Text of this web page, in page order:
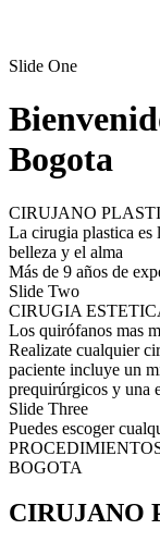
Slide One
Bogota
CIRUJANO
La cirugia plastica es
belleza y el alma
Más de 9 años de
Slide Two
CIRUGIA
Los quirófanos mas
Realizate cualquier
paciente incluye un
prequirúrgicos y una
Slide Three
Puedes escoger
BOGOTA
CIRUJANO